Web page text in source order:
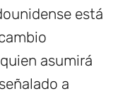
está
asumirá
a